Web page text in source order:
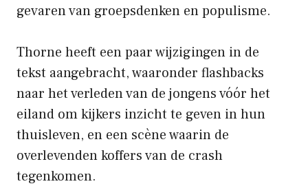
gevaren van groepsdenken en populisme.
Thorne heeft een paar wijzigingen in de
tekst aangebracht, waaronder flashbacks
naar het verleden van de jongens vóór het
eiland om kijkers inzicht te geven in hun
thuisleven, en een scène waarin de
overlevenden koffers van de crash
tegenkomen.